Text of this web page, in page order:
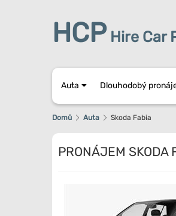
HCP Hire Car
Auta Dlouhodobý
Domů Auta Skoda Fabia
PRONÁJEM SKODA